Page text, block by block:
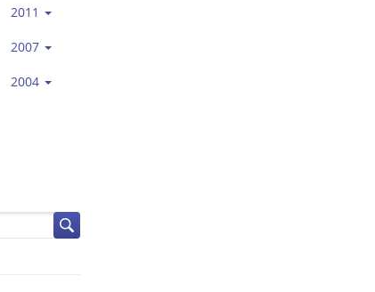
2011
2007
2004